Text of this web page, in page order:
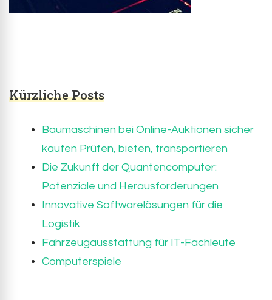
Kürzliche Posts
Baumaschinen bei Online-Auktionen sicher
kaufen Prüfen, bieten, transportieren
Die Zukunft der Quantencomputer:
Potenziale und Herausforderungen
Innovative Softwarelösungen für die
Logistik
Fahrzeugausstattung für IT-Fachleute
Computerspiele